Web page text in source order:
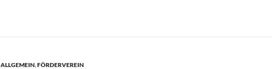
ALLGEMEIN,FÖRDERVEREIN